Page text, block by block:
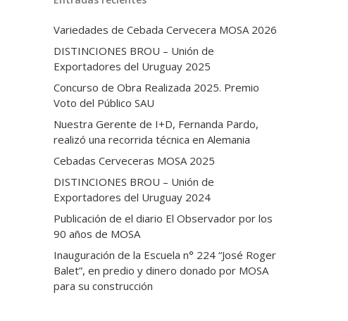
Variedades de Cebada Cervecera MOSA 2026
DISTINCIONES BROU – Unión de
Exportadores del Uruguay 2025
Concurso de Obra Realizada 2025. Premio
Voto del Público SAU
Nuestra Gerente de I+D, Fernanda Pardo,
realizó una recorrida técnica en Alemania
Cebadas Cerveceras MOSA 2025
DISTINCIONES BROU – Unión de
Exportadores del Uruguay 2024
Publicación de el diario El Observador por los
90 años de MOSA
Inauguración de la Escuela n° 224 “José Roger
Balet”, en predio y dinero donado por MOSA
para su construcción